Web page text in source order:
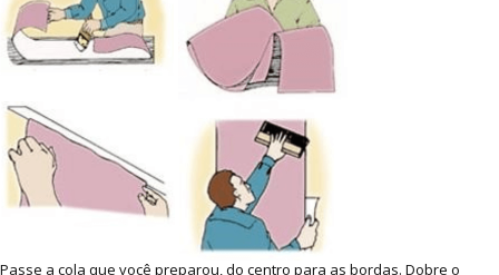
Passe a cola que você preparou, do centro para as bordas. Dobre o